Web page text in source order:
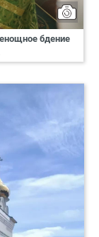
бдение